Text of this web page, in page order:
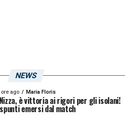
NEWS
ore ago Maria Floris
è vittoria ai rigori per gli isolani!
emersi dal match